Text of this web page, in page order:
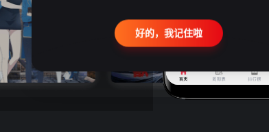
好的，我记住啦